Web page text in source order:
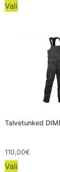
Vali
Talvetunked
110,00€
Vali